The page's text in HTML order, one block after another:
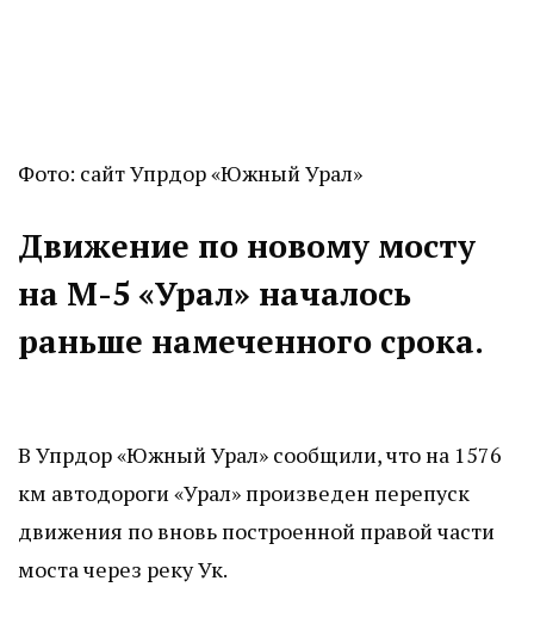
Фото: сайт Упрдор «Южный Урал»
Движение по новому мосту
на М-5 «Урал» началось
раньше намеченного срока.
В Упрдор «Южный Урал» сообщили, что на 1576
км автодороги «Урал» произведен перепуск
движения по вновь построенной правой части
моста через реку Ук.